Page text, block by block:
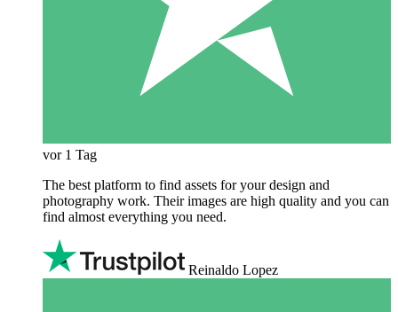
vor 1 Tag
The best platform to find assets for your design and
photography work. Their images are high quality and you can
find almost everything you need.
Reinaldo Lopez